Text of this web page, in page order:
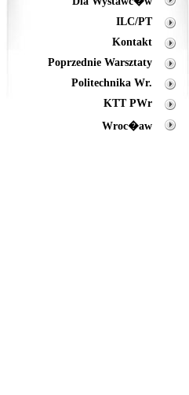
ILC/PT
Kontakt
Poprzednie Warsztaty
Politechnika Wr.
KTT PWr
Wroc�aw